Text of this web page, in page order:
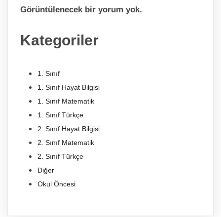
Görüntülenecek bir yorum yok.
Kategoriler
1. Sınıf
1. Sınıf Hayat Bilgisi
1. Sınıf Matematik
1. Sınıf Türkçe
2. Sınıf Hayat Bilgisi
2. Sınıf Matematik
2. Sınıf Türkçe
Diğer
Okul Öncesi